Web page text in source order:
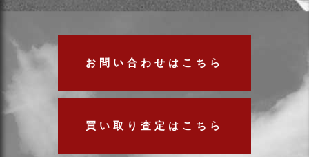
お問い合わせはこちら
買い取り査定はこちら